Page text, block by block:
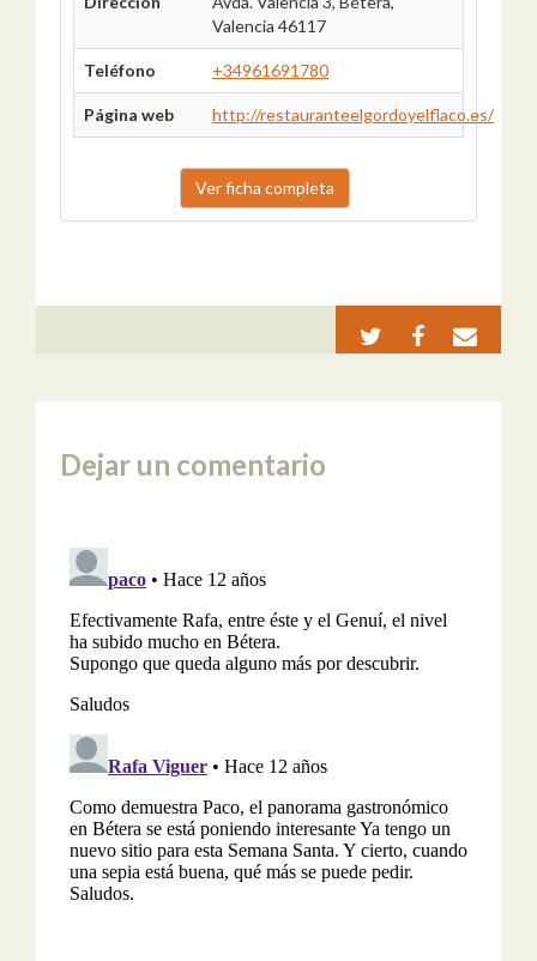
Valencia 46117
Teléfono +34961691780
Página web http://restauranteelgordoyelflaco.es/
Ver ficha completa
Dejar un comentario